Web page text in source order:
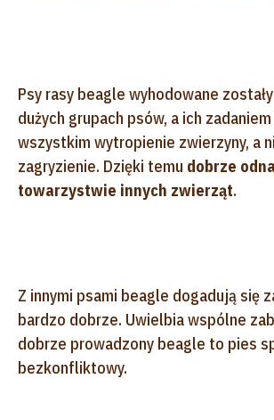
Psy rasy beagle wyhodowane
dużych grupach psów, a ich
wszystkim wytropienie zwierzyny, a
zagryzienie. Dzięki temu dobrze
towarzystwie innych zwierząt.
Z innymi psami beagle dogadują się
bardzo dobrze. Uwielbia wspólne
dobrze prowadzony beagle to pies
bezkonfliktowy.